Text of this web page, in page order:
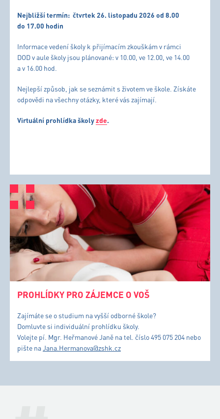
Nejbližší termín: čtvrtek 26. listopadu 2026 od 8.00
do 17.00 hodin
Informace vedení školy k přijímacím zkouškám v rámci
DOD v aule školy jsou plánované: v 10.00, ve 12.00, ve 14.00
a v 16.00 hod.
Nejlepší způsob, jak se seznámit s životem ve škole. Získáte
odpovědi na všechny otázky, které vás zajímají.
Virtuální prohlídka školyzde.
PROHLÍDKY PRO ZÁJEMCE O VOŠ
Zajímáte se o studium na vyšší odborné škole?
Domluvte si individuální prohlídku školy.
Volejte pí. Mgr. Heřmanové Janě na tel. číslo 495 075 204 nebo
pište naJana.Hermanova@zshk.cz